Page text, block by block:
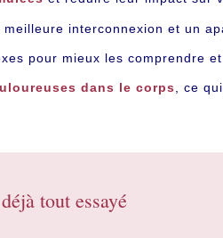
meilleure interconnexion et un
pour mieux les comprendre
dans le corps
, ce
tout essayé